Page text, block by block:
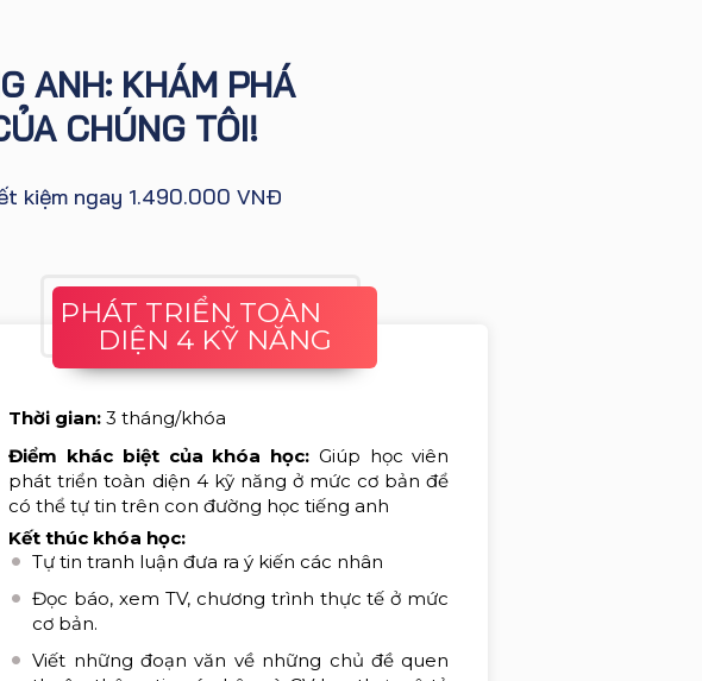
ANH: KHÁM PHÁ
CHÚNG TÔI!
kiệm ngay 1.490.000 VNĐ
Thời gian: 3 tháng/khóa
Điểm khác biệt của khóa học: Giúp học viên
phát triển toàn diện 4 kỹ năng ở mức cơ bản để
có thể tự tin trên con đường học tiếng anh
Kết thúc khóa học:
Tự tin tranh luận đưa ra ý kiến các nhân
Đọc báo, xem TV, chương trình thực tế ở mức
cơ bản.
Viết những đoạn văn về những chủ đề quen
PHÁT TRIỂN TOÀN
DIỆN 4 KỸ NĂNG